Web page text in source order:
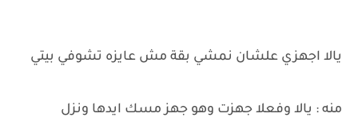
يالا اجهزي علشان نمشي بقة مش عايزه تشوفي بيتي
منه : يالا وفعلا جهزت وهو جهز مسك ايدها ونزل